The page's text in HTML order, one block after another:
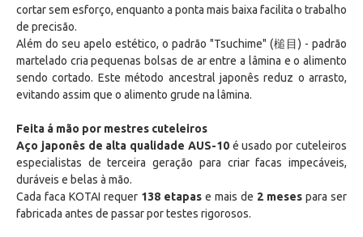
cortar sem esforço, enquanto a ponta mais baixa facilita o trabalho
de precisão.
Além do seu apelo estético, o padrão "Tsuchime" (槌目) - padrão
martelado cria pequenas bolsas de ar entre a lâmina e o alimento
sendo cortado. Este método ancestral japonês reduz o arrasto,
evitando assim que o alimento grude na lâmina.
Feita á mão por mestres cuteleiros
Aço japonês de alta qualidade AUS-10é usado por cuteleiros
especialistas de terceira geração para criar facas impecáveis,
duráveis e belas à mão.
Cada faca KOTAI requer 138 etapas e mais de 2 meses para ser
fabricada antes de passar por testes rigorosos.